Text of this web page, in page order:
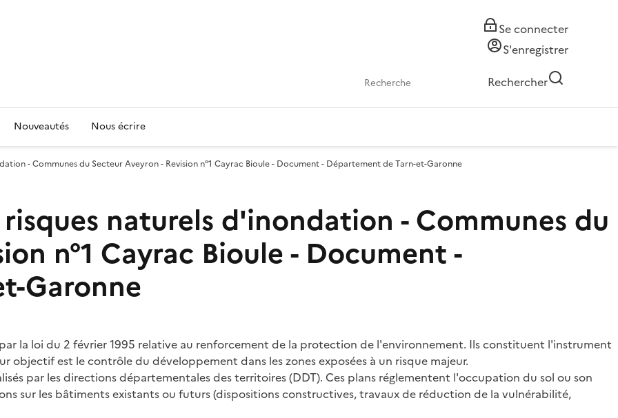
Se connecter
S'enregistrer
Rechercher
Nouveautés Nous écrire
- Communes du Secteur Aveyron - Revision n°1 Cayrac Bioule - Document - Département de Tarn-et-Garonne
naturels d'inondation - Communes du
n°1 Cayrac Bioule - Document -
Garonne
la loi du 2 février 1995 relative au renforcement de la protection de l'environnement. Ils constituent l'instrument
objectif est le contrôle du développement dans les zones exposées à un risque majeur.
par les directions départementales des territoires (DDT). Ces plans réglementent l'occupation du sol ou son
sur les bâtiments existants ou futurs (dispositions constructives, travaux de réduction de la vulnérabilité,